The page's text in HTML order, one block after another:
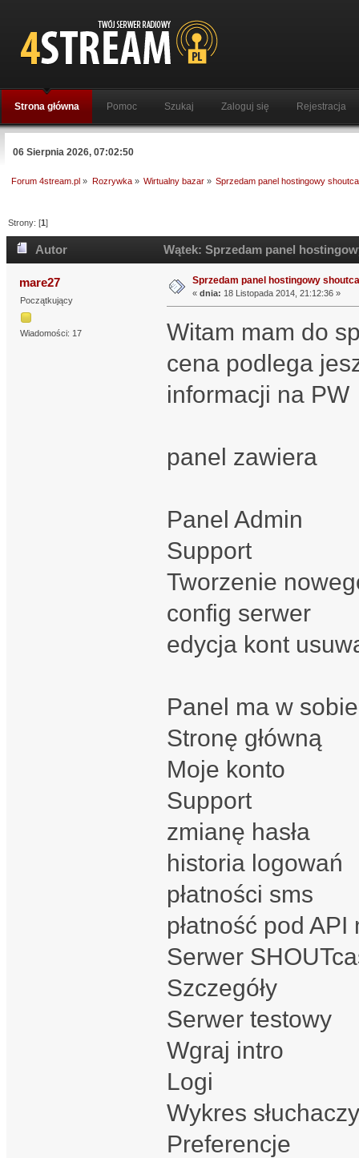
Strona główna Pomoc Szukaj Zaloguj się Rejestracja
06 Sierpnia 2026, 07:02:50
Forum 4stream.pl » Rozrywka» Wirtualny bazar» Sprzedam panel hostingowy
Strony: [1]
Autor Wątek: Sprzedam panel
mare27
Początkujący
Wiadomości: 17
Sprzedam panel hostingowy
« dnia: 18 Listopada 2014, 21:12:36 »
Witam mam do
cena podlega
informacji na PW
panel zawiera
Panel Admin
Support
Tworzenie
config serwer
edycja kont
Panel ma w sobie
Stronę główną
Moje konto
Support
zmianę hasła
historia logowań
płatności sms
płatność pod
Serwer
Szczegóły
Serwer testowy
Wgraj intro
Logi
Wykres słuchaczy
Preferencje